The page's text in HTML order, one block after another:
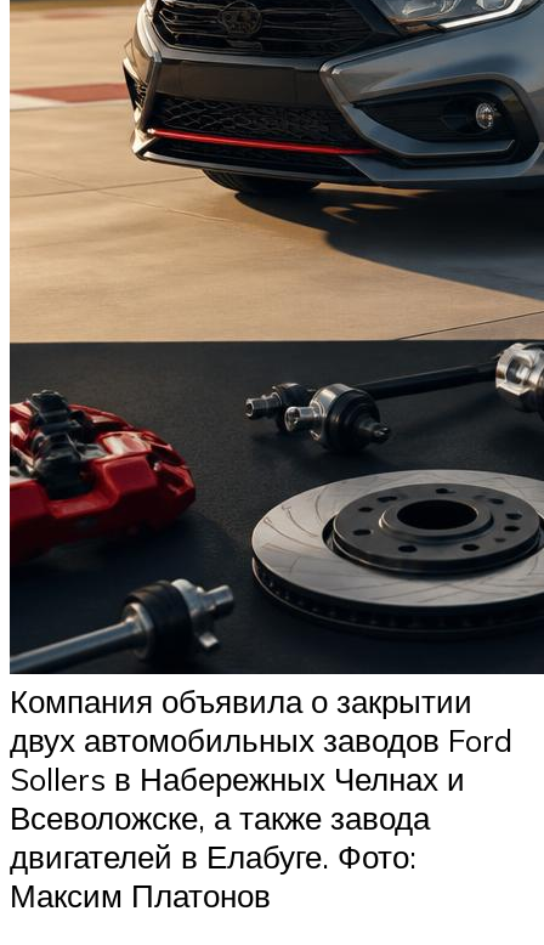
Компания объявила о закрытии
двух автомобильных заводов Ford
Sollers в Набережных Челнах и
Всеволожске, а также завода
двигателей в Елабуге. Фото:
Максим Платонов